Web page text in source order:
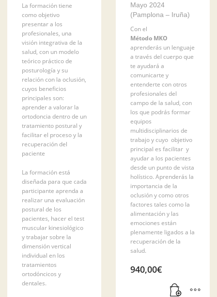
La formación tiene
como objetivo
presentar a los
profesionales, una
visión integrativa de la
salud, con un modelo
teórico práctico de
posturología y su
relación con la oclusión,
cuyos beneficios
principales son:
aprender a valorar la
ortodoncia dentro de un
tratamiento postural y
facilitar el proceso y la
recuperación del
paciente
La formación está
diseñada para que cada
participante aprenda a
realizar una evaluación
postural de los
pacientes, hacer el test
muscular kinesiológico
y trabajar sobre la
dimensión vertical
individual en los
tratamientos
ortodóncicos y
dentales.
Mayo 2024
(Pamplona – Iruña)
Con el
Método MKO
aprenderás un lenguaje
a través del cuerpo que
te ayudará a
comunicarte y
entenderte con otros
profesionales del
campo de la salud, con
los que podrás formar
equipos
multidisciplinarios de
trabajo y cuyo objetivo
principal es facilitar y
ayudar a los pacientes
desde un punto de vista
holístico. Aprenderás la
importancia de la
oclusión y como otros
factores tales como la
alimentación y las
emociones están
plenamente ligados a la
recuperación de la
salud.
940,00€